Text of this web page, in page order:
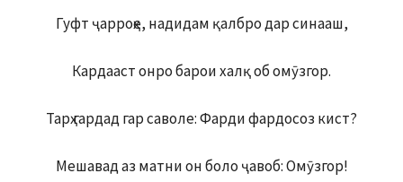
Гуфт ҷарроҳе, надидам қалбро дар синааш,
Кардааст онро барои халқ об омӯзгор.
Тарҳ гардад гар саволе: Фарди фардосоз кист?
Мешавад аз матни он боло ҷавоб: Омӯзгор!